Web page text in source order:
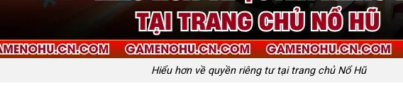
Hiểu hơn về quyền riêng tư tại trang chủ Nổ Hũ